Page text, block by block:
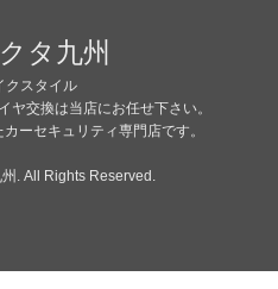
タ九州
クスタイル
ヤ交換は当店にお任せ下さい。
ーセキュリティ専門店です。
. All Rights Reserved.